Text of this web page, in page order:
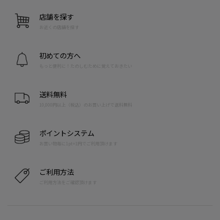
店舗を探す
お近くの店舗を探す
初めての方へ
もっと便利に！たのしむために覚えておきたい
送料無料
10,000円以上（税込）のお買い上げで送料無料
ポイントシステム
お買い物毎に1pt=1円でご利用頂けます
ご利用方法
ご利用方法をご確認頂けます